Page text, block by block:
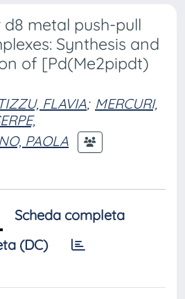
metal push-pull
Synthesis and
of [Pd(Me2pipdt)
FLAVIA; MERCURI,
PAOLA
Scheda completa
(DC)